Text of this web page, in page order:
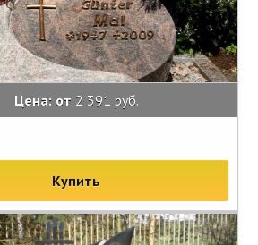
Цена: от 2 391 руб.
Купить